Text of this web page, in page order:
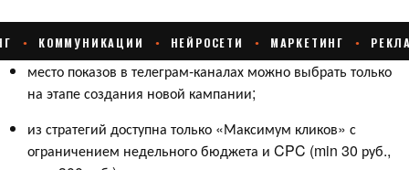
место показов в телеграм-каналах можно выбрать только
на этапе создания новой кампании;
из стратегий доступна только «Максимум кликов» с
ограничением недельного бюджета и CPC (min 30 руб.,